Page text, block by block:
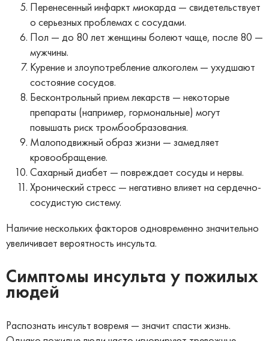
Перенесенный инфаркт миокарда — свидетельствует
о серьезных проблемах с сосудами.
Пол — до 80 лет женщины болеют чаще, после 80 —
мужчины.
Курение и злоупотребление алкоголем — ухудшают
состояние сосудов.
Бесконтрольный прием лекарств — некоторые
препараты (например, гормональные) могут
повышать риск тромбообразования.
Малоподвижный образ жизни — замедляет
кровообращение.
Сахарный диабет — повреждает сосуды и нервы.
Хронический стресс — негативно влияет на сердечно-
сосудистую систему.
Наличие нескольких факторов одновременно значительно
увеличивает вероятность инсульта.
Симптомы инсульта у пожилых
людей
Распознать инсульт вовремя — значит спасти жизнь.